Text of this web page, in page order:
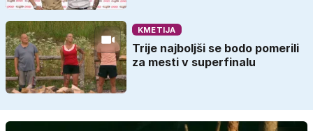
KMETIJA
Trije najboljši se bodo pomerili
za mesti v superfinalu